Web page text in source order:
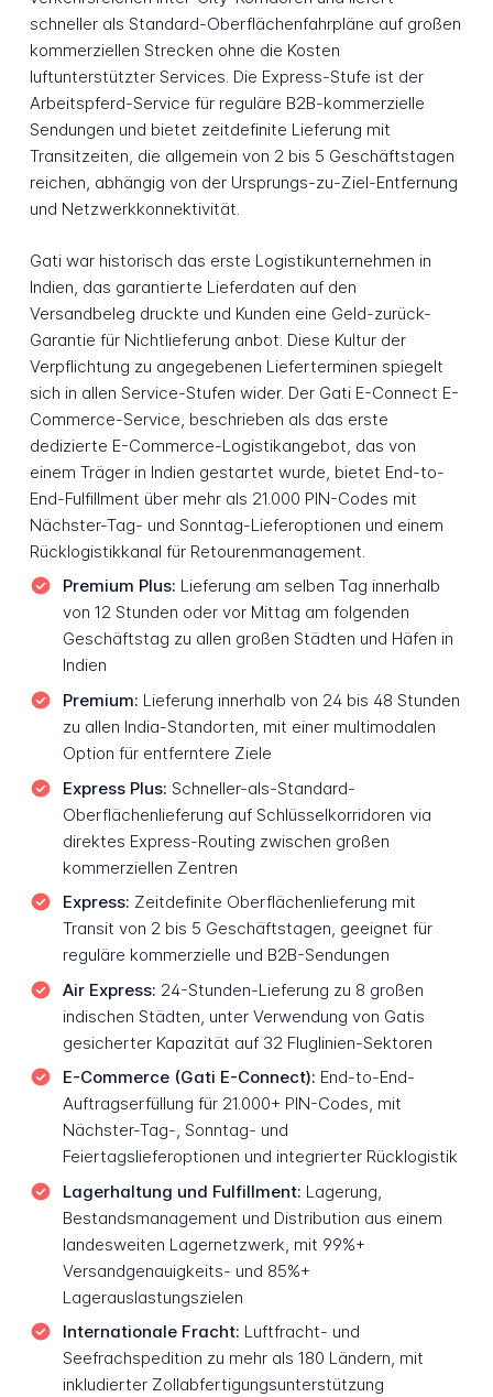
schneller als Standard-Oberflächenfahrpläne auf großen
kommerziellen Strecken ohne die Kosten
luftunterstützter Services. Die Express-Stufe ist der
Arbeitspferd-Service für reguläre B2B-kommerzielle
Sendungen und bietet zeitdefinite Lieferung mit
Transitzeiten, die allgemein von 2 bis 5 Geschäftstagen
reichen, abhängig von der Ursprungs-zu-Ziel-Entfernung
und Netzwerkkonnektivität.
Gati war historisch das erste Logistikunternehmen in
Indien, das garantierte Lieferdaten auf den
Versandbeleg druckte und Kunden eine Geld-zurück-
Garantie für Nichtlieferung anbot. Diese Kultur der
Verpflichtung zu angegebenen Lieferterminen spiegelt
sich in allen Service-Stufen wider. Der Gati E-Connect E-
Commerce-Service, beschrieben als das erste
dedizierte E-Commerce-Logistikangebot, das von
einem Träger in Indien gestartet wurde, bietet End-to-
End-Fulfillment über mehr als 21.000 PIN-Codes mit
Nächster-Tag- und Sonntag-Lieferoptionen und einem
Rücklogistikkanal für Retourenmanagement.
Premium Plus: Lieferung am selben Tag innerhalb
von 12 Stunden oder vor Mittag am folgenden
Geschäftstag zu allen großen Städten und Häfen in
Indien
Premium: Lieferung innerhalb von 24 bis 48 Stunden
zu allen India-Standorten, mit einer multimodalen
Option für entferntere Ziele
Express Plus: Schneller-als-Standard-
Oberflächenlieferung auf Schlüsselkorridoren via
direktes Express-Routing zwischen großen
kommerziellen Zentren
Express: Zeitdefinite Oberflächenlieferung mit
Transit von 2 bis 5 Geschäftstagen, geeignet für
reguläre kommerzielle und B2B-Sendungen
Air Express: 24-Stunden-Lieferung zu 8 großen
indischen Städten, unter Verwendung von Gatis
gesicherter Kapazität auf 32 Fluglinien-Sektoren
E-Commerce (Gati E-Connect): End-to-End-
Auftragserfüllung für 21.000+ PIN-Codes, mit
Nächster-Tag-, Sonntag- und
Feiertagslieferoptionen und integrierter Rücklogistik
Lagerhaltung und Fulfillment: Lagerung,
Bestandsmanagement und Distribution aus einem
landesweiten Lagernetzwerk, mit 99%+
Versandgenauigkeits- und 85%+
Lagerauslastungszielen
Internationale Fracht: Luftfracht- und
Seefrachspedition zu mehr als 180 Ländern, mit
inkludierter Zollabfertigungsunterstützung